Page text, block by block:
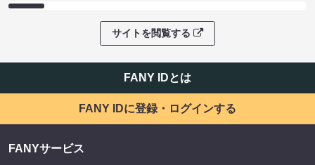
サイトを閲覧する
FANY IDとは
FANY IDに登録・ログインする
FANYサービス